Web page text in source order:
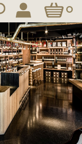
Carrello0